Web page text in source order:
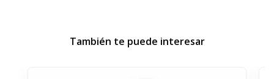
También te puede interesar